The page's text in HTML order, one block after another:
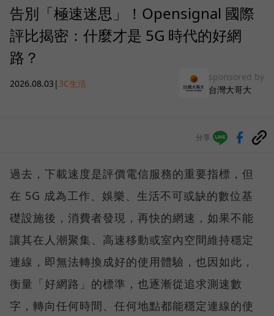
告別「極速迷思」！Opensignal 國際
評比揭密：什麼才是 5G 時代的好網
路？
2026.08.03 | 3C生活
sponsored by
台灣大哥大
分享
過去，下載速度是評價電信服務的重要指標，但
在 5G 成為工作、娛樂、生活不可或缺的數位基
礎設施後，消費者發現，再快的網速，如果不能
讓其在人潮聚集、高速移動或室內空間維持穩定
連線，即無法轉換成好的使用體驗，也因如此，
衡量「好網路」的標準，也逐漸從追求測速數
字，轉向任何時間、任何地點都能穩定連線的使